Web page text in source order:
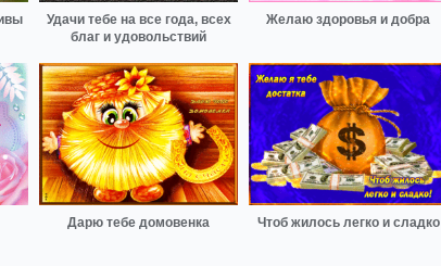
Удачи тебе на все года, всех
благ и удовольствий
Желаю здоровья и добра
Дарю тебе домовенка Чтоб жилось легко и сладко